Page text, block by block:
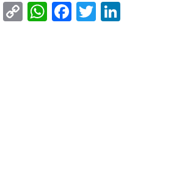
CopyWhatsApp
Facebook
Twitter